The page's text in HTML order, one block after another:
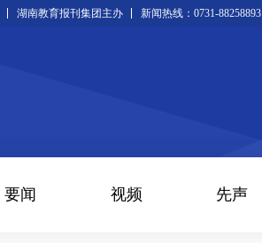
湖南教育报刊集团主办 新闻热线：0731-88258893
要闻 视频 先声